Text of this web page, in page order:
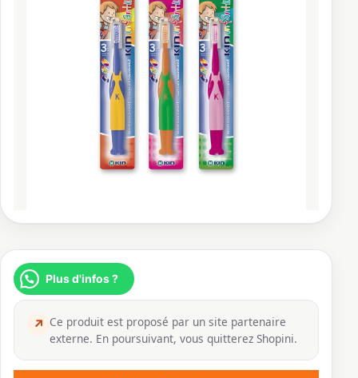
Plus d'infos ?
↗ Ce produit est proposé par un site partenaire
externe. En poursuivant, vous quitterez Shopini.